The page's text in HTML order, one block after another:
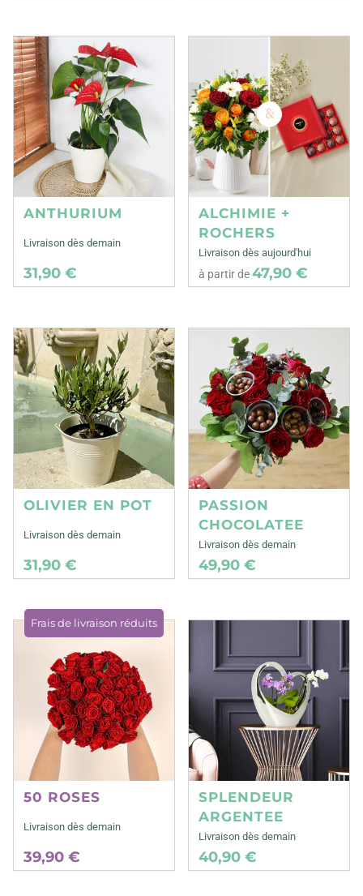
ANTHURIUM
Livraison dès demain
31,90 €
ALCHIMIE +
ROCHERS
Livraison dès aujourd'hui
à partir de47,90 €
OLIVIER EN POT
Livraison dès demain
31,90 €
PASSION
CHOCOLATEE
Livraison dès demain
49,90 €
Frais de livraison réduits
50 ROSES
Livraison dès demain
39,90 €
SPLENDEUR
ARGENTEE
Livraison dès demain
40,90 €